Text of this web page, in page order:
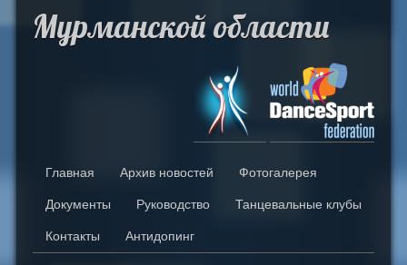
Мурманской области
Главная Архив новостей Фотогалерея
Документы Руководство Танцевальные клубы
Контакты Антидопинг